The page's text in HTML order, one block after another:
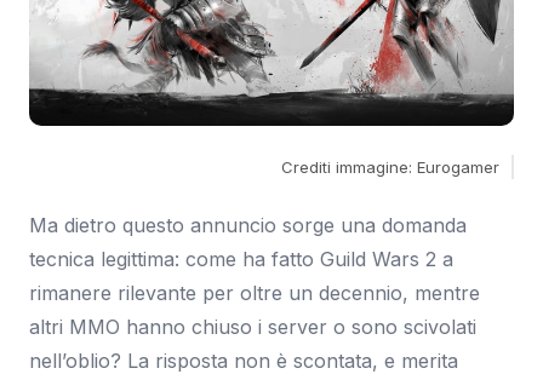
Crediti immagine: Eurogamer
Ma dietro questo annuncio sorge una domanda
tecnica legittima: come ha fatto Guild Wars 2 a
rimanere rilevante per oltre un decennio, mentre
altri MMO hanno chiuso i server o sono scivolati
nell’oblio? La risposta non è scontata, e merita